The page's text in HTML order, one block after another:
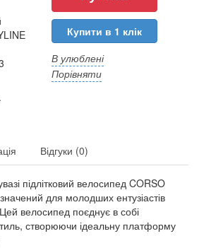
Купити в 1 клік
В улюблені
Порівняти
Відгуки (0)
підлітковий велосипед CORSO
для молодших ентузіастів
велосипед поєднує в собі
створюючи ідеальну платформу